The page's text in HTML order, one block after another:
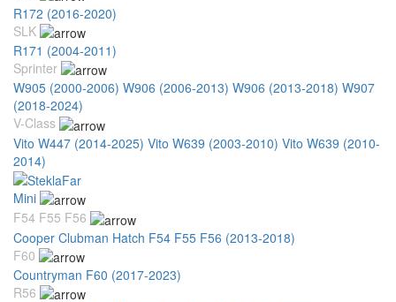
R172 (2016-2020)
SLK
R171 (2004-2011)
Sprinter
W905 (2000-2006) W906 (2006-2013) W906 (2013-2018) W907
(2018-2024)
V-Class
Vito W447 (2014-2025) Vito W639 (2003-2010) Vito W639 (2010-
2014)
Mini
F54 F55 F56
Cooper Clubman Hatch F54 F55 F56 (2013-2018)
F60
Countryman F60 (2017-2023)
R56